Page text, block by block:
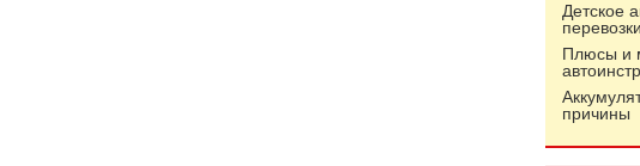
Детское
Плюсы и
причины